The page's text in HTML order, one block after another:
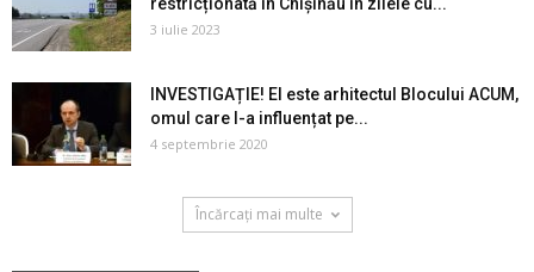
3 iulie 2023
INVESTIGAȚIE! El este arhitectul Blocului ACUM,
omul care l-a influențat pe...
4 septembrie 2020
Încărcați mai multe